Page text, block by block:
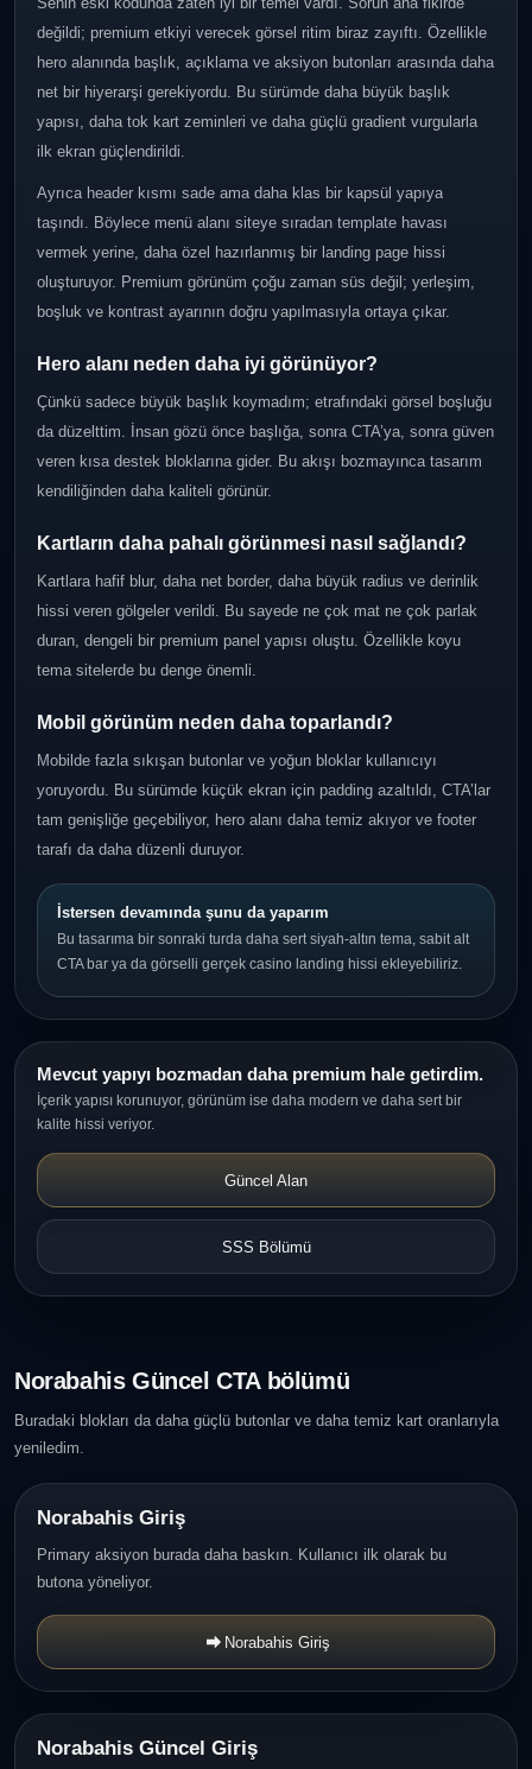
değildi; premium etkiyi verecek görsel ritim biraz zayıftı. Özellikle
hero alanında başlık, açıklama ve aksiyon butonları arasında daha
net bir hiyerarşi gerekiyordu. Bu sürümde daha büyük başlık
yapısı, daha tok kart zeminleri ve daha güçlü gradient vurgularla
ilk ekran güçlendirildi.
Ayrıca header kısmı sade ama daha klas bir kapsül yapıya
taşındı. Böylece menü alanı siteye sıradan template havası
vermek yerine, daha özel hazırlanmış bir landing page hissi
oluşturuyor. Premium görünüm çoğu zaman süs değil; yerleşim,
boşluk ve kontrast ayarının doğru yapılmasıyla ortaya çıkar.
Hero alanı neden daha iyi görünüyor?
Çünkü sadece büyük başlık koymadım; etrafındaki görsel boşluğu
da düzelttim. İnsan gözü önce başlığa, sonra CTA’ya, sonra güven
veren kısa destek bloklarına gider. Bu akışı bozmayınca tasarım
kendiliğinden daha kaliteli görünür.
Kartların daha pahalı görünmesi nasıl sağlandı?
Kartlara hafif blur, daha net border, daha büyük radius ve derinlik
hissi veren gölgeler verildi. Bu sayede ne çok mat ne çok parlak
duran, dengeli bir premium panel yapısı oluştu. Özellikle koyu
tema sitelerde bu denge önemli.
Mobil görünüm neden daha toparlandı?
Mobilde fazla sıkışan butonlar ve yoğun bloklar kullanıcıyı
yoruyordu. Bu sürümde küçük ekran için padding azaltıldı, CTA’lar
tam genişliğe geçebiliyor, hero alanı daha temiz akıyor ve footer
tarafı da daha düzenli duruyor.
İstersen devamında şunu da yaparım
Bu tasarıma bir sonraki turda daha sert siyah-altın tema, sabit alt
CTA bar ya da görselli gerçek casino landing hissi ekleyebiliriz.
Mevcut yapıyı bozmadan daha premium hale getirdim.
İçerik yapısı korunuyor, görünüm ise daha modern ve daha sert bir
kalite hissi veriyor.
Güncel Alan
SSS Bölümü
Norabahis Güncel CTA bölümü
Buradaki blokları da daha güçlü butonlar ve daha temiz kart oranlarıyla
yeniledim.
Norabahis Giriş
Primary aksiyon burada daha baskın. Kullanıcı ilk olarak bu
butona yöneliyor.
Norabahis Giriş
Norabahis Güncel Giriş